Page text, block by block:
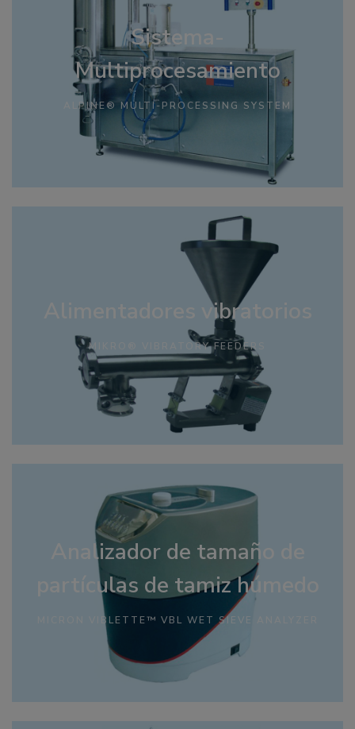
Sistema-
Multiprocesamiento
ALPINE® MULTI-PROCESSING SYSTEM
Alimentadores vibratorios
MIKRO® VIBRATORY FEEDERS
Analizador de tamaño de
partículas de tamiz húmedo
MICRON VIBLETTE™ VBL WET SIEVE ANALYZER